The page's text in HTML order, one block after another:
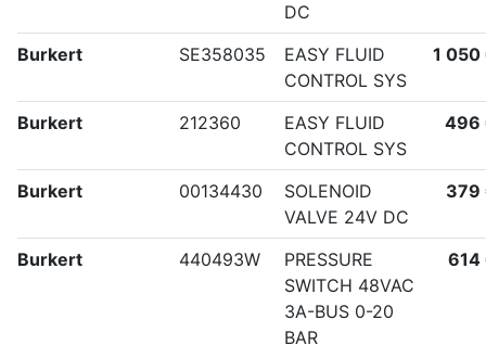
DC
Burkert SE358035
EASY FLUID
CONTROL SYS
1 050
Burkert 212360
EASY FLUID
CONTROL SYS
496
Burkert 00134430
SOLENOID
VALVE 24V DC
379
Burkert 440493W
PRESSURE
SWITCH 48VAC
3A-BUS 0-20
BAR
614